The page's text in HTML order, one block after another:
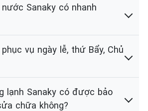
Sanaky có nhanh
vụ ngày lễ, thứ Bẩy, Chủ
lạnh Sanaky có được bảo
chữa không?